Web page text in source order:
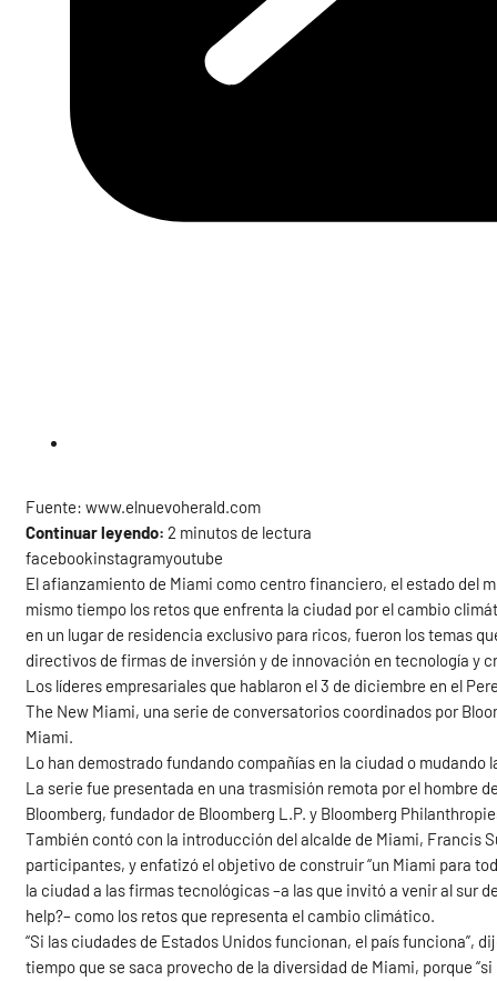
Fuente: www.elnuevoherald.com
Continuar leyendo: 2 minutos de lectura
facebookinstagramyoutube
El afianzamiento de Miami como centro financiero, el estado del
mismo tiempo los retos que enfrenta la ciudad por el cambio
en un lugar de residencia exclusivo para ricos, fueron los temas
directivos de firmas de inversión y de innovación en tecnología y
Los líderes empresariales que hablaron el 3 de diciembre en el
The New Miami, una serie de conversatorios coordinados por
Miami.
Lo han demostrado fundando compañías en la ciudad o mudando
La serie fue presentada en una trasmisión remota por el hombre
Bloomberg, fundador de Bloomberg L.P. y Bloomberg
También contó con la introducción del alcalde de Miami, Francis
participantes, y enfatizó el objetivo de construir “un Miami para
la ciudad a las firmas tecnológicas –a las que invitó a venir al sur
help?– como los retos que representa el cambio climático.
“Si las ciudades de Estados Unidos funcionan, el país funciona”,
tiempo que se saca provecho de la diversidad de Miami, porque